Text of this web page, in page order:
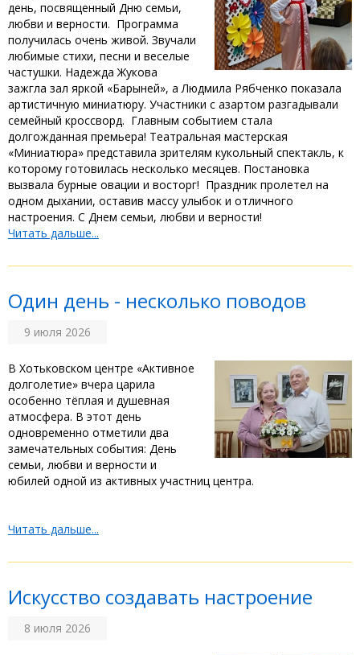
день, посвященный Дню семьи,
любви и верности. ‎ ‎Программа
получилась очень живой. ‎Звучали
любимые стихи, песни и веселые
частушки. Надежда Жукова
зажгла зал яркой «Барыней», а Людмила Рябченко показала
артистичную миниатюру. ‎Участники с азартом разгадывали
семейный кроссворд. ‎ ‎Главным событием стала
долгожданная премьера! Театральная мастерская
«Миниатюра» представила зрителям кукольный спектакль, к
которому готовилась несколько месяцев. Постановка
вызвала бурные овации и восторг! ‎ ‎Праздник пролетел на
одном дыхании, оставив массу улыбок и отличного
настроения. С Днем семьи, любви и верности!
Читать дальше...
‎Один день - несколько поводов
9 июля 2026
‎В Хотьковском центре «Активное
долголетие» вчера царила
особенно тёплая и душевная
атмосфера. В этот день
одновременно отметили два
замечательных события: День
семьи, любви и верности и
юбилей одной из активных участниц центра.
Читать дальше...
‎Искусство создавать настроение
8 июля 2026